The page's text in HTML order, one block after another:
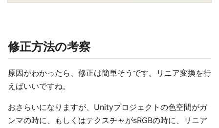
修正方法の考察
原因がわかったら、修正は簡単そうです。リニア変換を行
えばいいですね。
おさらいになりますが、Unityプロジェクトの色空間がガ
ンマの時に、もしくはテクスチャがsRGBの時に、リニア